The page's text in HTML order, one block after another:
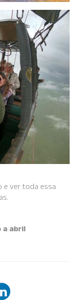
e ver toda essa
a abril